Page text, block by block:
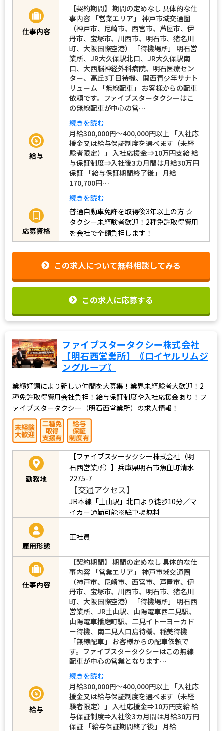
仕事内容
【契約期間】 期間の定めなし 具体的な仕
事内容 「営業エリア」 神戸市域交通圏
（神戸市、尼崎市、西宮市、芦屋市、伊
丹市、宝塚市、川西市、明石市、猪名川
町、大阪国際空港） 「待機場所」 明石営
業所、JR大久保駅北口、JR大久保駅南
口、大西脳神経外科病院、明石医療セン
ター、高丘3丁目待機、関西青少年サナト
リューム 「無線配車」 お客様からの配車
依頼です。ファイブスタータクシーはこ
の無線配車が中心の営…
続きを読む
給与
月給300,000円～400,000円以上 「入社応
援金又は給与保証制度を選べます（未経
験者限定）」 入社応援金⇒10万円支給 給
与保証制度⇒入社後3カ月間は月給30万円
保証 「給与保証期間終了後」 月給
170,700円…
続きを読む
応募資格
普通自動車免許を取得後3年以上の方☆
タクシー未経験者歓迎！2種免許取得費用
を会社で全額負担します！
この求人について無料相談してみる
この求人に応募する
ファイブスタータクシー株式会社
【明石西営業所】｟ロイヤルリムジ
ングループ｠
業績好調により新しい仲間を大募集！業界未経験者大歓迎！2
種免許取得費用会社負担！給与保証制度や入社応援金あり！フ
ァイブスタータクシー（明石西営業所）の求人情報！
勤務地
【ファイブスタータクシー株式会社（明
石西営業所）】兵庫県明石市魚住町清水
2275-7
【交通アクセス】
JR本線「土山駅」北口より徒歩10分／マ
イカー通勤可能※駐車場無料
雇用形態
正社員
仕事内容
【契約期間】 期間の定めなし 具体的な仕
事内容 「営業エリア」 神戸市域交通圏
（神戸市、尼崎市、西宮市、芦屋市、伊
丹市、宝塚市、川西市、明石市、猪名川
町、大阪国際空港） 「待機場所」 明石西
営業所、JR土山駅、山陽電車西二見駅、
山陽電車播磨町駅、二見イトーヨーカド
ー待機、南二見人口島待機、稲美待機
「無線配車」 お客様からの配車依頼で
す。ファイブスタータクシーはこの無線
配車が中心の営業となります…
続きを読む
給与
月給300,000円～400,000円以上 「入社応
援金又は給与保証制度を選べます（未経
験者限定）」 入社応援金⇒10万円支給 給
与保証制度⇒入社後3カ月間は月給30万円
保証 「給与保証期間終了後」 月給